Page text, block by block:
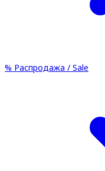
% Распродажа / Sale